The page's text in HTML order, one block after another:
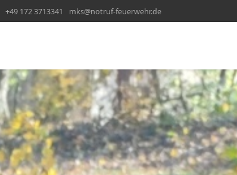
+49 172 3713341 mks@notruf-feuerwehr.de